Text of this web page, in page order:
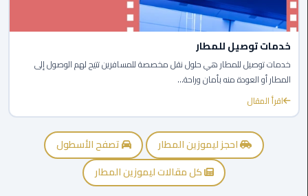
ليموزين
رجال
الاعمال
ليموزين
حدائق
الاهرام
ليموزين
خدمات توصيل للمطار
خدمات توصيل للمطار هي حلول نقل مخصصة للمسافرين تتيح لهم الوصول إلى
المطار أو العودة منه بأمان وراحة...
اقرأ المقال
احجز ليموزين المطار
تصفح الأسطول
كل مقالات ليموزين المطار